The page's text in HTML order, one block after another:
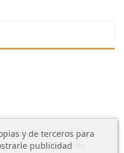
tu pequeño a partir
hasta 10 siendo
y de terceros para
publicidad